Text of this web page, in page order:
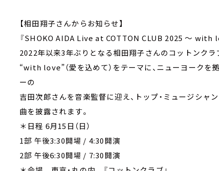
【相田翔子さんからお知らせ】
『SHOKO AIDA Live at COTTON CLUB 2025 ～ with
2022年以来3年ぶりとなる相田翔子さんのコットンク
“with love”（愛を込めて）をテーマに、ニューヨーク
ーの
吉田次郎さんを音楽監督に迎え、トップ・ミュージシャ
曲を披露されます。
＊日程 6月15日（日）
1部 午後3:30開場 / 4:30開演
2部 午後6:30開場 / 7:30開演